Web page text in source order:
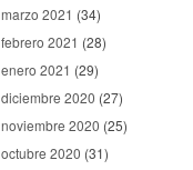
marzo 2021 (34)
febrero 2021 (28)
enero 2021 (29)
diciembre 2020 (27)
noviembre 2020 (25)
octubre 2020 (31)